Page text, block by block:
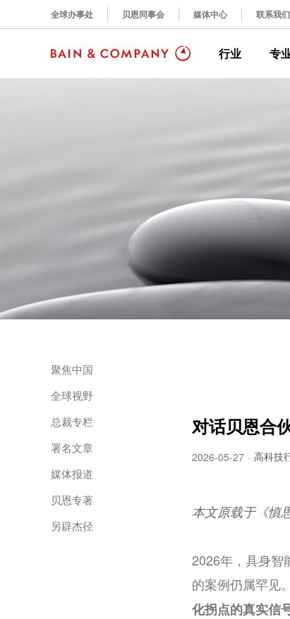
全球办事处 贝恩同事会 媒体中心 联系我们
行业 专
聚焦中国
全球视野
总裁专栏
署名文章
媒体报道
贝恩专著
另辟杰径
对话贝恩合
2026-05-27 · 高科技
本文原载于《慎
2026年，具身智
的案例仍属罕见
化拐点的真实信